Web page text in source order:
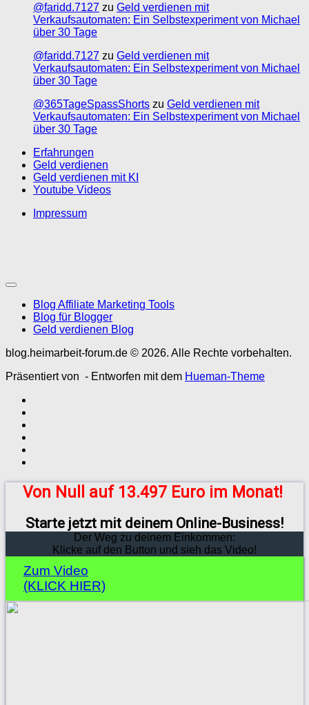
@faridd.7127 zu Geld verdienen mit
Verkaufsautomaten: Ein Selbstexperiment von Michael
über 30 Tage
@faridd.7127 zu Geld verdienen mit
Verkaufsautomaten: Ein Selbstexperiment von Michael
über 30 Tage
@365TageSpassShorts zu Geld verdienen mit
Verkaufsautomaten: Ein Selbstexperiment von Michael
über 30 Tage
Erfahrungen
Geld verdienen
Geld verdienen mit KI
Youtube Videos
Impressum
Blog Affiliate Marketing Tools
Blog für Blogger
Geld verdienen Blog
blog.heimarbeit-forum.de © 2026. Alle Rechte vorbehalten.
Präsentiert von - Entworfen mit dem Hueman-Theme
Von Null auf 13.497 Euro im Monat!
Starte jetzt mit deinem Online-Business!
Der Weg zu deinem Einkommen:
Klicke auf den Button und sieh das Video!
Zum Video
(KLICK HIER)